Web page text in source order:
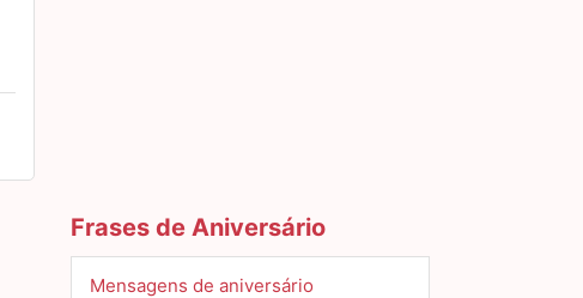
Frases de Aniversário
Mensagens de aniversário